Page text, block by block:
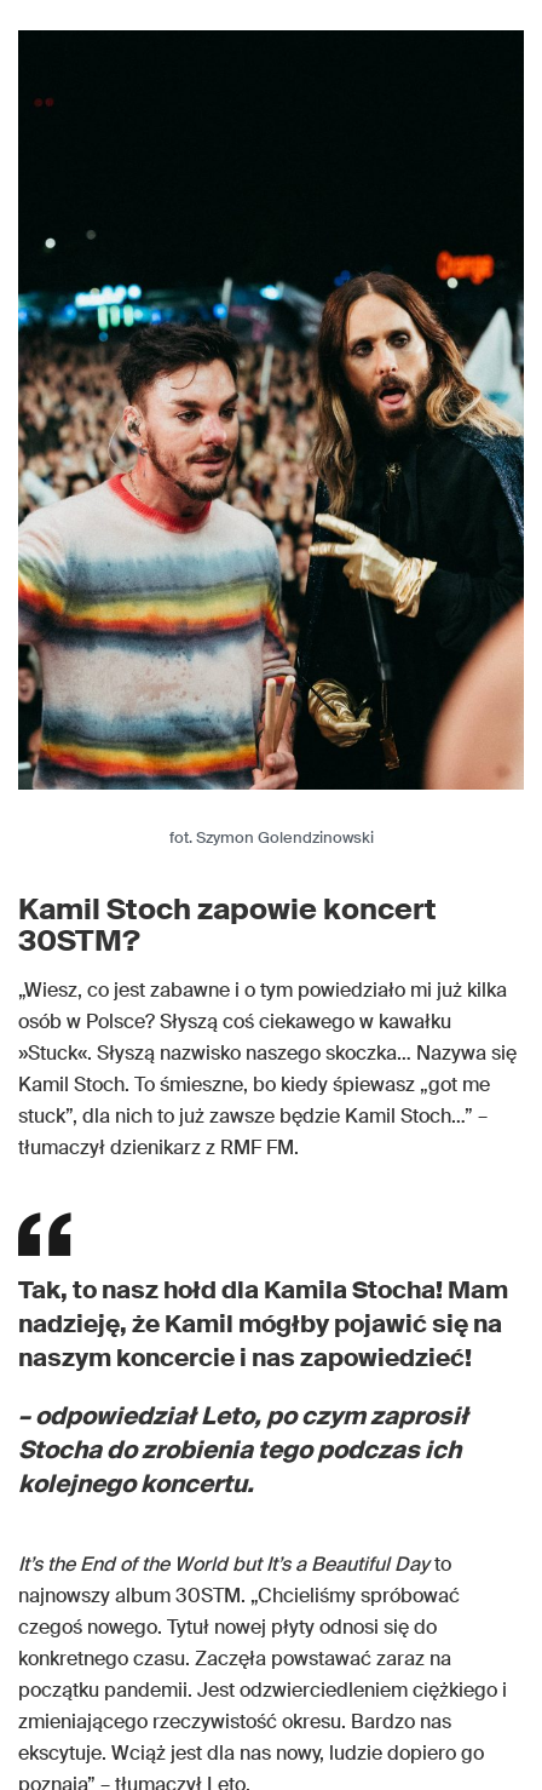
fot. Szymon Golendzinowski
Kamil Stoch zapowie koncert
30STM?
„Wiesz, co jest zabawne i o tym powiedziało mi już kilka
osób w Polsce? Słyszą coś ciekawego w kawałku
»Stuck«. Słyszą nazwisko naszego skoczka… Nazywa się
Kamil Stoch. To śmieszne, bo kiedy śpiewasz „got me
stuck”, dla nich to już zawsze będzie Kamil Stoch…” –
tłumaczył dzienikarz z RMF FM.
Tak, to nasz hołd dla Kamila Stocha! Mam
nadzieję, że Kamil mógłby pojawić się na
naszym koncercie i nas zapowiedzieć!
– odpowiedział Leto, po czym zaprosił
Stocha do zrobienia tego podczas ich
kolejnego koncertu.
It’s the End of the World but It’s a Beautiful Dayto
najnowszy album 30STM. „Chcieliśmy spróbować
czegoś nowego. Tytuł nowej płyty odnosi się do
konkretnego czasu. Zaczęła powstawać zaraz na
początku pandemii. Jest odzwierciedleniem ciężkiego i
zmieniającego rzeczywistość okresu. Bardzo nas
ekscytuje. Wciąż jest dla nas nowy, ludzie dopiero go
poznają” – tłumaczył Leto.